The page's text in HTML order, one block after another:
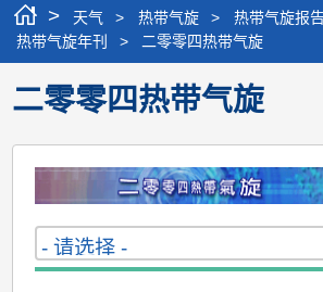
> 天气 > 热带气旋 > 热带气旋报
热带气旋年刊
> 二零零四热带气旋
二零零四热带气旋